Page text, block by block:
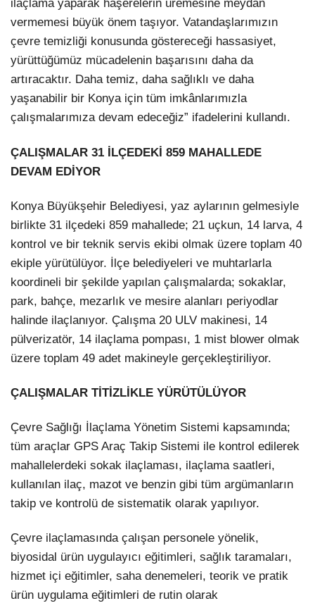
ilaçlama yaparak haşerelerin üremesine meydan
vermemesi büyük önem taşıyor. Vatandaşlarımızın
çevre temizliği konusunda göstereceği hassasiyet,
yürüttüğümüz mücadelenin başarısını daha da
artıracaktır. Daha temiz, daha sağlıklı ve daha
yaşanabilir bir Konya için tüm imkânlarımızla
çalışmalarımıza devam edeceğiz” ifadelerini kullandı.
ÇALIŞMALAR 31 İLÇEDEKİ 859 MAHALLEDE
DEVAM EDİYOR
Konya Büyükşehir Belediyesi, yaz aylarının gelmesiyle
birlikte 31 ilçedeki 859 mahallede; 21 uçkun, 14 larva, 4
kontrol ve bir teknik servis ekibi olmak üzere toplam 40
ekiple yürütülüyor. İlçe belediyeleri ve muhtarlarla
koordineli bir şekilde yapılan çalışmalarda; sokaklar,
park, bahçe, mezarlık ve mesire alanları periyodlar
halinde ilaçlanıyor. Çalışma 20 ULV makinesi, 14
pülverizatör, 14 ilaçlama pompası, 1 mist blower olmak
üzere toplam 49 adet makineyle gerçekleştiriliyor.
ÇALIŞMALAR TİTİZLİKLE YÜRÜTÜLÜYOR
Çevre Sağlığı İlaçlama Yönetim Sistemi kapsamında;
tüm araçlar GPS Araç Takip Sistemi ile kontrol edilerek
mahallelerdeki sokak ilaçlaması, ilaçlama saatleri,
kullanılan ilaç, mazot ve benzin gibi tüm argümanların
takip ve kontrolü de sistematik olarak yapılıyor.
Çevre ilaçlamasında çalışan personele yönelik,
biyosidal ürün uygulayıcı eğitimleri, sağlık taramaları,
hizmet içi eğitimler, saha denemeleri, teorik ve pratik
ürün uygulama eğitimleri de rutin olarak